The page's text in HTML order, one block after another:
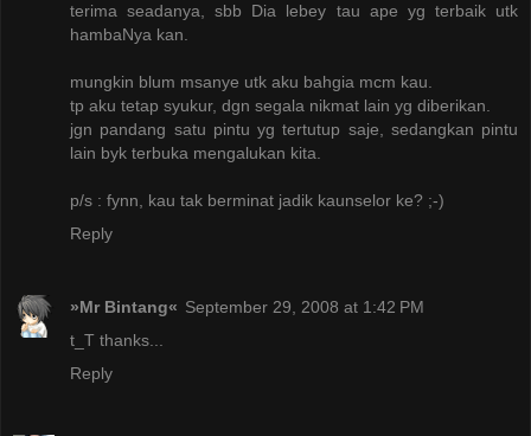
terima seadanya, sbb Dia lebey tau ape yg terbaik utk
hambaNya kan.
mungkin blum msanye utk aku bahgia mcm kau.
tp aku tetap syukur, dgn segala nikmat lain yg diberikan.
jgn pandang satu pintu yg tertutup saje, sedangkan pintu
lain byk terbuka mengalukan kita.
p/s : fynn, kau tak berminat jadik kaunselor ke? ;-)
Reply
»Mr Bintang« September 29, 2008 at 1:42 PM
t_T thanks...
Reply